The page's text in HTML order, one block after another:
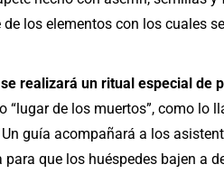
los elementos con los cuales
se realizará un ritual especial de
“lugar de los muertos”, como lo
guía acompañará a los
que los huéspedes bajen a